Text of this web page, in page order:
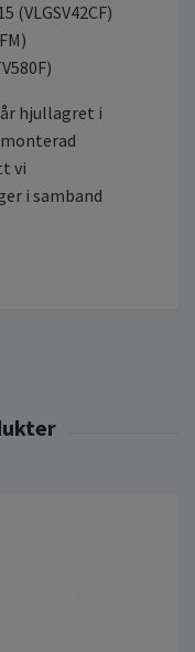
(VLGSV42CF)
hjullagret i
vi
i samband